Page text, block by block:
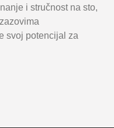
i stručnost na sto,
svoj potencijal za